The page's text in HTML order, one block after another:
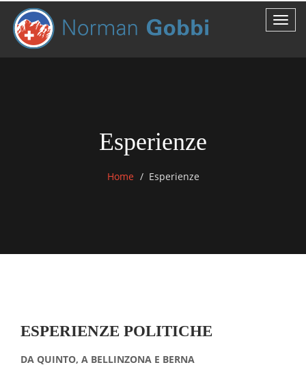
Esperienze
Home Esperienze
ESPERIENZE POLITICHE
DA QUINTO, A BELLINZONA E BERNA